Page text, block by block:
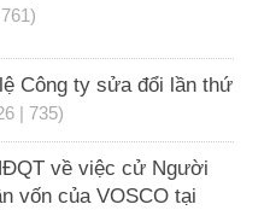
Công ty sửa đổi lần thứ
| 735)
về việc cử Người
vốn của VOSCO tại